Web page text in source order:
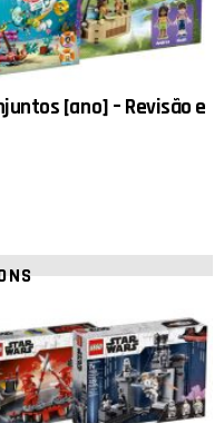
[ano] – Revisão e